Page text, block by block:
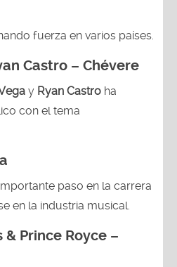
fuerza en varios países.
Castro – Chévere
y Ryan Castro ha
con el tema
paso en la carrera
en la industria musical.
& Prince Royce –